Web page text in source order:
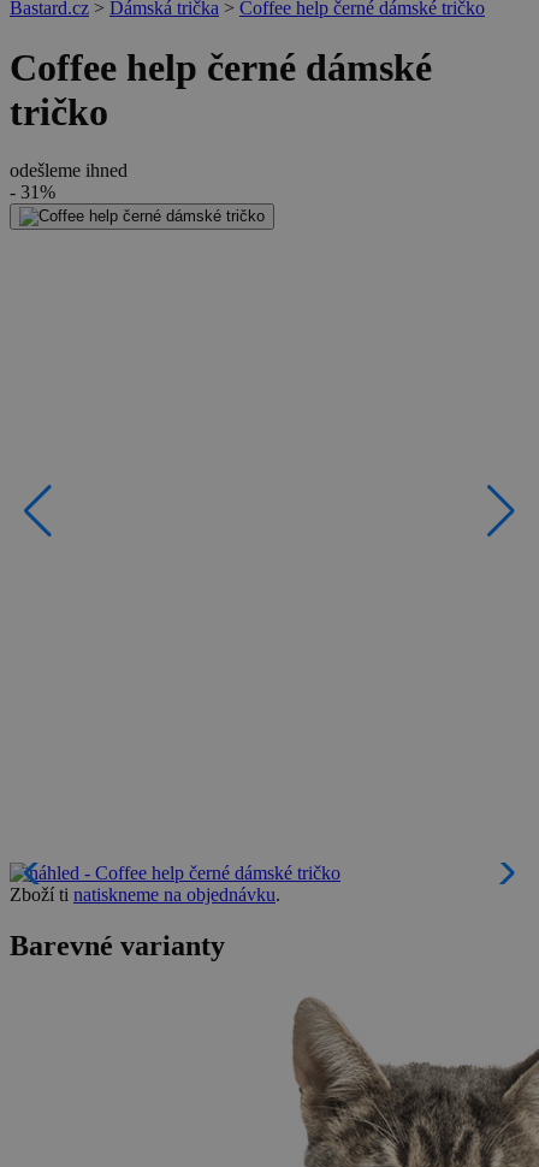
Bastard.cz > Dámská trička > Coffee help černé dámské tričko
Coffee help černé dámské
tričko
odešleme ihned
- 31%
Zboží ti natiskneme na objednávku.
Barevné varianty